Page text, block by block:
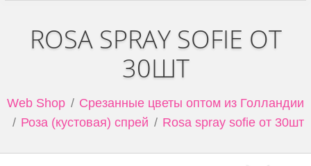
ROSA SPRAY SOFIE ОТ
30ШТ
Web Shop
Срезанные цветы оптом из Голландии
Роза (кустовая) спрей
Rosa spray sofie от 30шт